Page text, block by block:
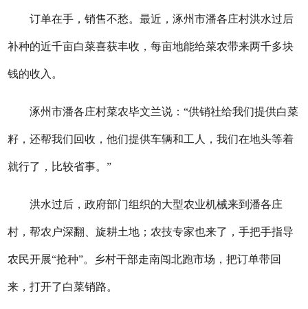
订单在手，销售不愁。最近，涿州市潘各庄村洪水过后
补种的近千亩白菜喜获丰收，每亩地能给菜农带来两千多块
钱的收入。
涿州市潘各庄村菜农毕文兰说：“供销社给我们提供白菜
籽，还帮我们回收，他们提供车辆和工人，我们在地头等着
就行了，比较省事。”
洪水过后，政府部门组织的大型农业机械来到潘各庄
村，帮农户深翻、旋耕土地；农技专家也来了，手把手指导
农民开展“抢种”。乡村干部走南闯北跑市场，把订单带回
来，打开了白菜销路。